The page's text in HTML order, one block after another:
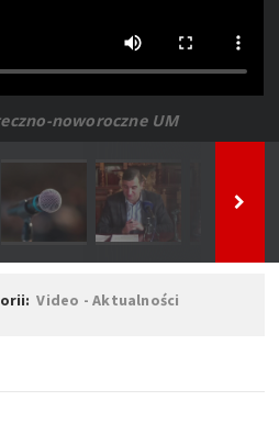
noworoczne UM
Video - Aktualności